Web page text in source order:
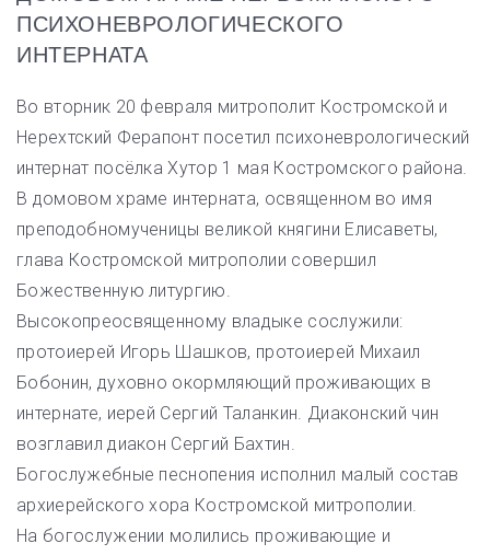
ПСИХОНЕВРОЛОГИЧЕСКОГО
ИНТЕРНАТА
Во вторник 20 февраля митрополит Костромской и
Нерехтский Ферапонт посетил психоневрологический
интернат посёлка Хутор 1 мая Костромского района.
В домовом храме интерната, освященном во имя
преподобномученицы великой княгини Елисаветы,
глава Костромской митрополии совершил
Божественную литургию.
Высокопреосвященному владыке сослужили:
протоиерей Игорь Шашков, протоиерей Михаил
Бобонин, духовно окормляющий проживающих в
интернате, иерей Сергий Таланкин. Диаконский чин
возглавил диакон Сергий Бахтин.
Богослужебные песнопения исполнил малый состав
архиерейского хора Костромской митрополии.
На богослужении молились проживающие и